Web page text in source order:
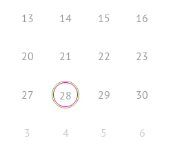
13 14 15 16
20 21 22 23
27 28 29 30
3 4 5 6